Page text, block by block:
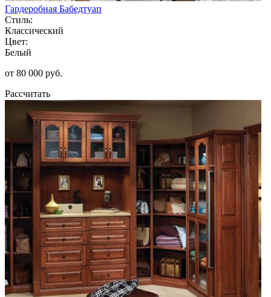
Гардеробная Бабедтуап
Стиль:
Классический
Цвет:
Белый
от 80 000 руб.
Рассчитать